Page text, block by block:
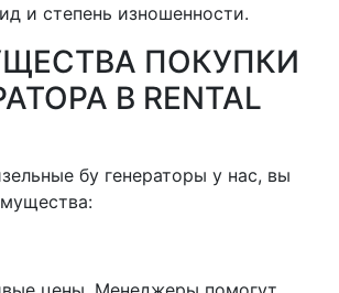
и степень изношенности.
ПОКУПКИ
В RENTAL
бу генераторы у нас, вы